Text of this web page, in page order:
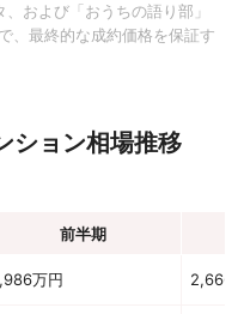
および「おうちの語り部」
、最終的な成約価格を保証す
ション相場推移
前半期
万円 2,666